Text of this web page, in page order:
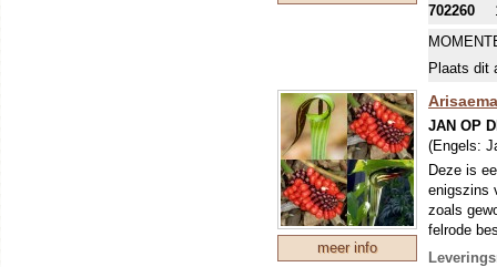
702260
Plaats dit
meer info
JAN OP
(Engels:
Deze is
enigszins
zoals
felrode